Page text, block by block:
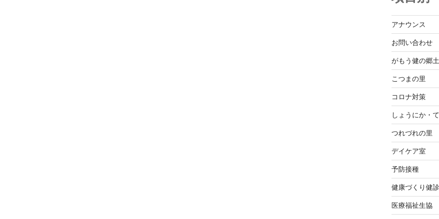
アナウンス
お問い合わせ
がもう健の郷
こつまの里
コロナ対策
しょうにか・
つれづれの里
デイケア室
予防接種
健康づくり健診
医療福祉生協